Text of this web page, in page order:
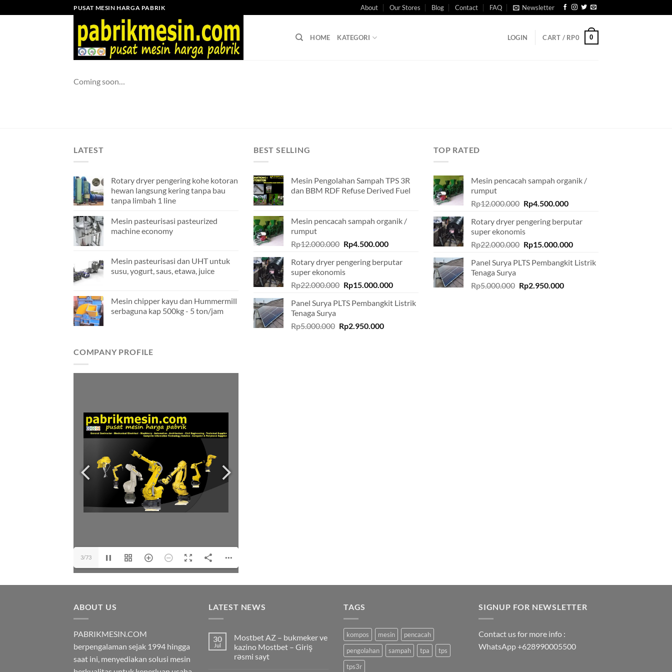
to
PUSAT MESIN HARGA PABRIK About Our Stores Blog Contact FAQ Newsletter
HOME KATEGORI LOGIN CART / RP0 0
Coming soon…
LATEST
Rotary dryer pengering kohe kotoran
hewan langsung kering tanpa bau
tanpa limbah 1 line
Mesin pasteurisasi pasteurized
machine economy
Mesin pasteurisasi dan UHT untuk
susu, yogurt, saus, etawa, juice
Mesin chipper kayu dan Hummermill
serbaguna kap 500kg - 5 ton/jam
BEST SELLING
Mesin Pengolahan Sampah TPS 3R
dan BBM RDF Refuse Derived Fuel
Mesin pencacah sampah organik /
rumput
Rp12.000.000 Original
was:
Rp12.000.000.
Rp4.500.000Current
is:
Rotary dryer pengering berputar
super ekonomis
Rp22.000.000 Original
was:
Rp15.000.000Current
is:
Panel Surya PLTS Pembangkit Listrik
Tenaga Surya
Rp5.000.000 Original
Rp2.950.000Current
TOP RATED
Mesin pencacah sampah organik /
rumput
Rp12.000.000 Original
was:
Rp12.000.000.
Rp4.500.000Current
is:
Rotary dryer pengering berputar
super ekonomis
Rp22.000.000 Original
was:
Rp15.000.000Current
is:
Panel Surya PLTS Pembangkit Listrik
Tenaga Surya
Rp5.000.000 Original
Rp2.950.000Current
COMPANY PROFILE
3/73
ABOUT US
PABRIKMESIN.COM
berpengalaman sejak 1994 hingga
saat ini, menyediakan solusi mesin
LATEST NEWS
30
Jul
Mostbet AZ – bukmeker ve
kazino Mostbet – Giriş
rəsmi sayt
TAGS
kompos mesin
pencacah
pengolahan
sampah tpa
tps
tps3r
SIGNUP FOR NEWSLETTER
Contact us for more info :
WhatsApp +628990005500